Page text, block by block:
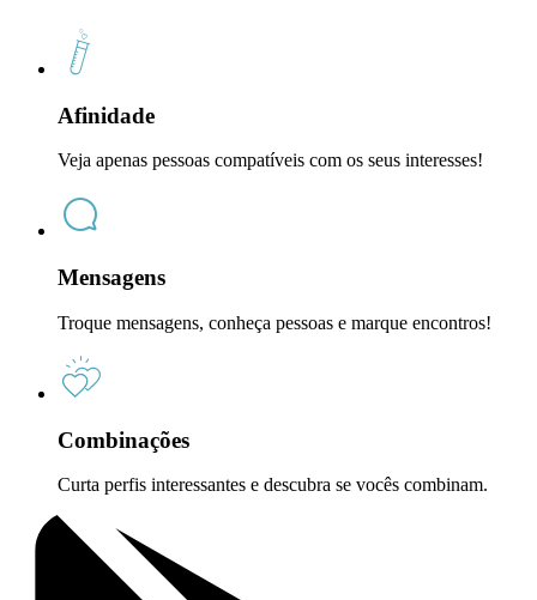
Afinidade
Veja apenas pessoas compatíveis com os seus interesses!
Mensagens
Troque mensagens, conheça pessoas e marque encontros!
Combinações
Curta perfis interessantes e descubra se vocês combinam.